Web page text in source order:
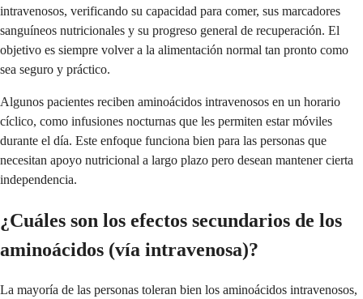
intravenosos, verificando su capacidad para comer, sus marcadores
sanguíneos nutricionales y su progreso general de recuperación. El
objetivo es siempre volver a la alimentación normal tan pronto como
sea seguro y práctico.
Algunos pacientes reciben aminoácidos intravenosos en un horario
cíclico, como infusiones nocturnas que les permiten estar móviles
durante el día. Este enfoque funciona bien para las personas que
necesitan apoyo nutricional a largo plazo pero desean mantener cierta
independencia.
¿Cuáles son los efectos secundarios de los
aminoácidos (vía intravenosa)?
La mayoría de las personas toleran bien los aminoácidos intravenosos,